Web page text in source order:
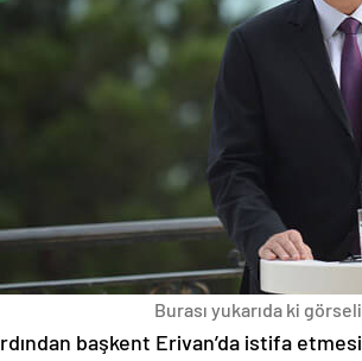
Burası yukarıda ki
başkent Erivan’da istifa